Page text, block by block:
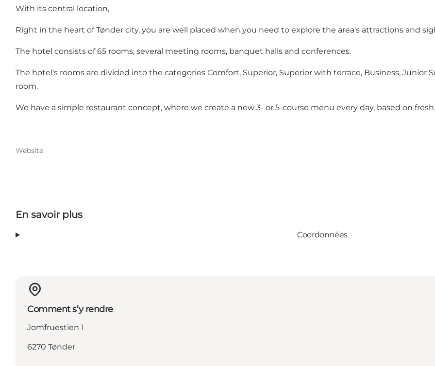
With its central location,
Right in the heart of Tønder city, you are well placed when you need to explore the area's attractions and
The hotel consists of 65 rooms, several meeting rooms, banquet halls and conferences.
The hotel's rooms are divided into the categories Comfort, Superior, Superior with terrace, Business, Junior
room.
We have a simple restaurant concept, where we create a new 3- or 5-course menu every day, based on
Website
En savoir plus
Coordonnées
Comment s’y rendre
Jomfruestien 1
6270 Tønder